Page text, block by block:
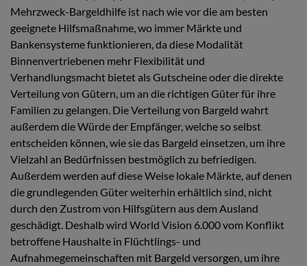
Mehrzweck-Bargeldhilfe ist nach wie vor die am besten
geeignete Hilfsmaßnahme, wo immer Märkte und
Bankensysteme funktionieren, da diese Modalität
Binnenvertriebenen mehr Flexibilität und
Verhandlungsmacht bietet als Gutscheine oder die direkte
Verteilung von Gütern, um an die richtigen Güter für ihre
Familien zu gelangen. Die Verteilung von Bargeld wahrt
außerdem die Würde der Empfänger, welche so selbst
entscheiden können, wie sie das Bargeld einsetzen, um ihre
Vielzahl an Bedürfnissen bestmöglich zu befriedigen.
Außerdem werden auf diese Weise lokale Märkte, auf denen
die grundlegenden Güter weiterhin erhältlich sind, nicht
durch den Zustrom von Hilfsgütern aus dem Ausland
geschädigt. Deshalb wird World Vision 6.000 vom Konflikt
betroffene Haushalte in Flüchtlings- und
Aufnahmegemeinschaften mit Bargeld versorgen, um ihre